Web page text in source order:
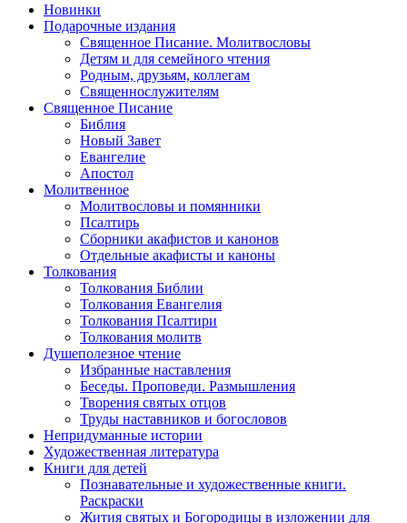
Новинки
Подарочные издания
Священное Писание. Молитвословы
Детям и для семейного чтения
Родным, друзьям, коллегам
Священнослужителям
Священное Писание
Библия
Новый Завет
Евангелие
Апостол
Молитвенное
Молитвословы и помянники
Псалтирь
Сборники акафистов и канонов
Отдельные акафисты и каноны
Толкования
Толкования Библии
Толкования Евангелия
Толкования Псалтири
Толкования молитв
Душеполезное чтение
Избранные наставления
Беседы. Проповеди. Размышления
Творения святых отцов
Труды наставников и богословов
Непридуманные истории
Художественная литература
Книги для детей
Познавательные и художественные книги.
Раскраски
Жития святых и Богородицы в изложении для